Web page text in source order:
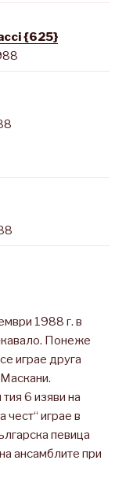
{625}
1988 г. в
Понеже
играе друга
6 изяви на
чест“ играе в
певица
ансамблите при